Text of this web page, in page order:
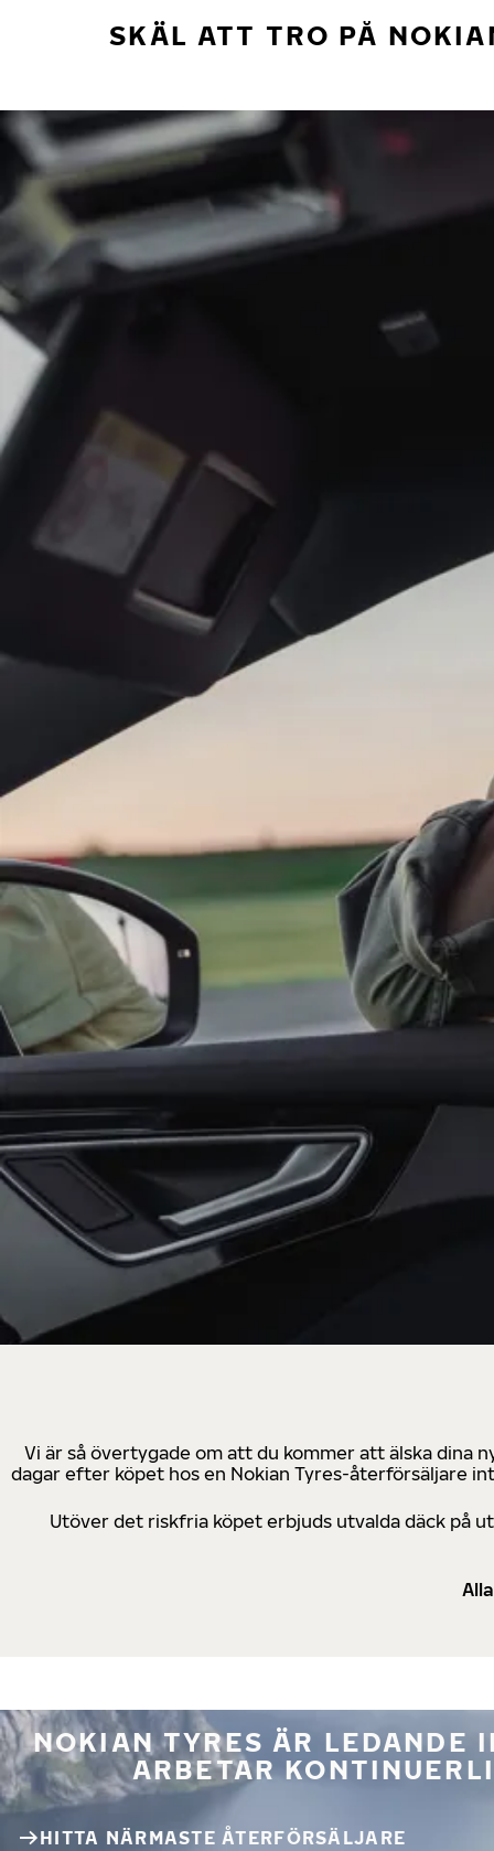
SKÄL ATT TRO PÅ
Vi är så övertygade om att du kommer att älska dina
dagar efter köpet hos en Nokian Tyres-återförsäljare
Utöver det riskfria köpet erbjuds utvalda däck på
NOKIAN TYRES ÄR LEDANDE
ARBETAR
HITTA NÄRMASTE ÅTERFÖRSÄLJARE